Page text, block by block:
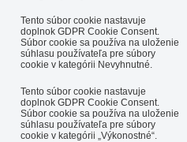
Tento súbor cookie nastavuje
doplnok GDPR Cookie Consent.
Súbor cookie sa používa na uloženie
súhlasu používateľa pre súbory
cookie v kategórii Nevyhnutné.
Tento súbor cookie nastavuje
doplnok GDPR Cookie Consent.
Súbor cookie sa používa na uloženie
súhlasu používateľa pre súbory
cookie v kategórii „Výkonostné“.